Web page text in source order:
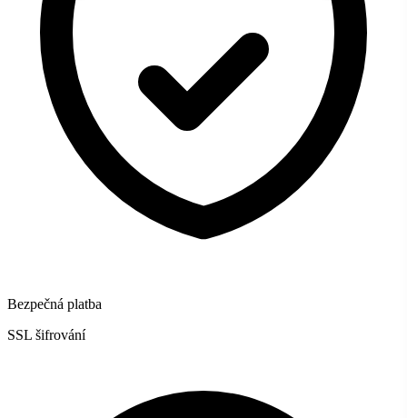
Bezpečná platba
SSL šifrování